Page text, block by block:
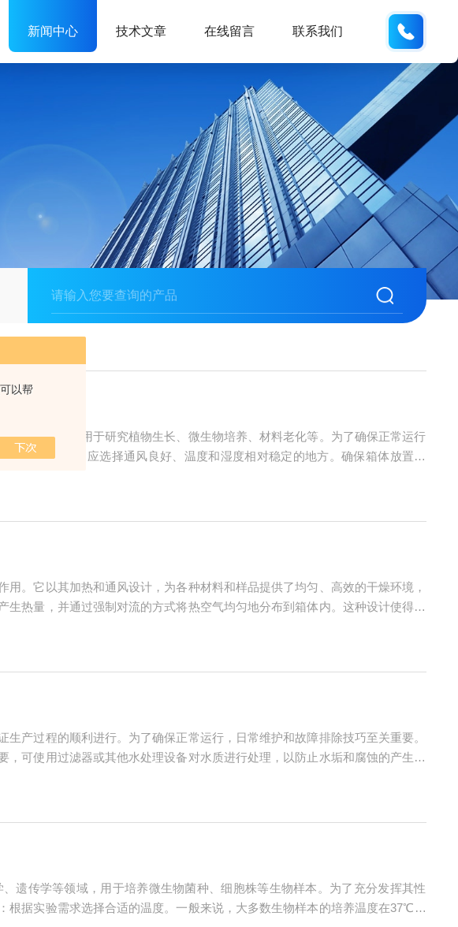
以帮
新闻中心 技术文章 在线留言 联系我们
学等领域，用于研究植物生长、微生物培养、材料老化等。为了确保正常运行
工气候箱时，应选择通风良好、温度和湿度相对稳定的地方。确保箱体放置平
。它以其加热和通风设计，为各种材料和样品提供了均匀、高效的干燥环境，
热量，并通过强制对流的方式将热空气均匀地分布到箱体内。这种设计使得箱
产过程的顺利进行。为了确保正常运行，日常维护和故障排除技巧至关重要。
可使用过滤器或其他水处理设备对水质进行处理，以防止水垢和腐蚀的产生。
遗传学等领域，用于培养微生物菌种、细胞株等生物样本。为了充分发挥其性
据实验需求选择合适的温度。一般来说，大多数生物样本的培养温度在37℃左